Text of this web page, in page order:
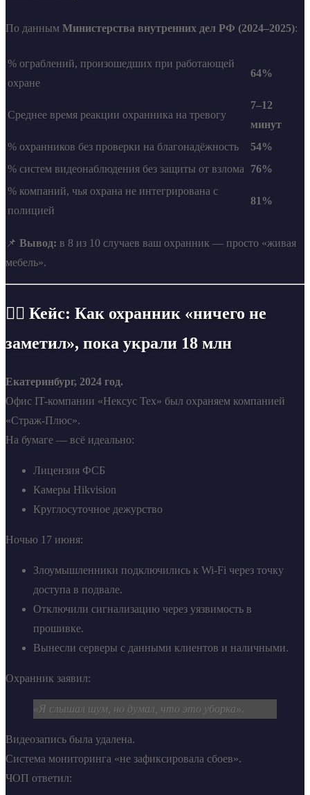
По данным Министерства внутренних дел РФ (2024–2025):
% ограблений, произошедших при работающей
охране
64%
Среднее время реакции охранника на тревогу
7–12
минут
% охранников без проверки на благонадёжность
54%
% систем видеонаблюдения без защиты от взлома
76%
% компаний, чья охрана не интегрирована с
полицией
81%
📌 Вывод: в 8 из 10 случаев ваш охранник — просто «живая
мебель».
🕵️‍♂️ Кейс: Как охранник «ничего не
заметил», пока украли 18 млн
Екатеринбург, 2024 год.
Офис IT-компании «Нексус Тех» был охраняем компанией
«Страж-Плюс».
На бумаге — всё идеально:
Лицензия ФСБ
Камеры Hikvision
Круглосуточное дежурство
Ночью 17 июня:
Злоумышленники подключились к Wi-Fi через точку
доступа в подвале.
Отключили сигнализацию через уязвимость в
прошивке.
Вынесли серверы с данными клиентов и наличными.
Охранник заявил:
«Я слышал шум, но думал, что это уборка».
Видеозапись была удалена.
Система мониторинга «не зафиксировала сбоев».
ЧОП ответил: